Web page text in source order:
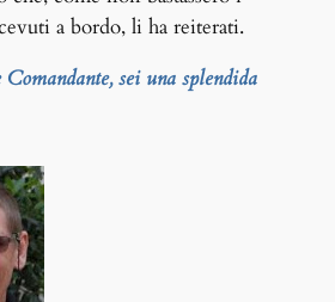
a bordo, li ha reiterati.
sei una splendida